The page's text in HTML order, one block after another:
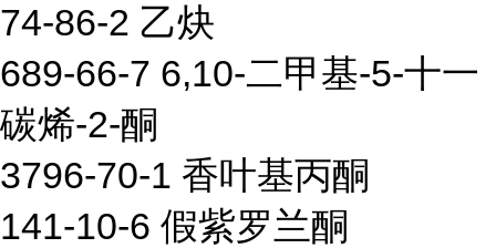
74-86-2 乙炔
689-66-7 6,10-二甲基-5-十一
碳烯-2-酮
3796-70-1 香叶基丙酮
141-10-6 假紫罗兰酮